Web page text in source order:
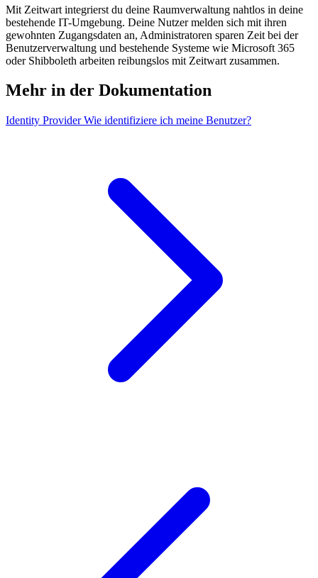
Mit Zeitwart integrierst du deine Raumverwaltung nahtlos in deine
bestehende IT-Umgebung. Deine Nutzer melden sich mit ihren
gewohnten Zugangsdaten an, Administratoren sparen Zeit bei der
Benutzerverwaltung und bestehende Systeme wie Microsoft 365
oder Shibboleth arbeiten reibungslos mit Zeitwart zusammen.
Mehr in der Dokumentation
Identity Provider Wie identifiziere ich meine Benutzer?